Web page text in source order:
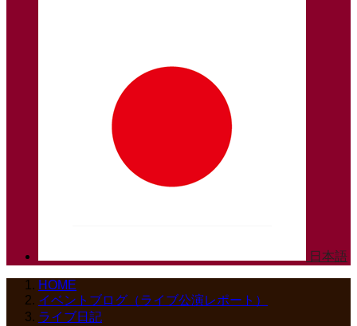
日本語
HOME
イベントブログ（ライブ公演レポート）
ライブ日記